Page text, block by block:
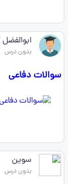
بدون درس
سوالات دفاعی
سوین
بدون درس